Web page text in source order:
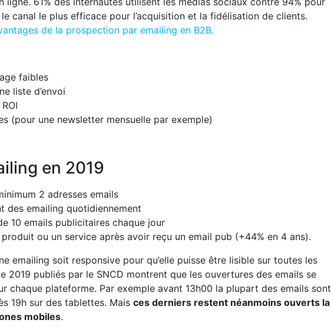
le canal le plus efficace pour l’acquisition et la fidélisation de clients.
de la prospection par emailing en B2B.
faibles
liste d’envoi
(pour une newsletter mensuelle par exemple)
en 2019
2 adresses emails
des emailing quotidiennement
10 emails publicitaires chaque jour
produit ou un service après avoir reçu un email pub (+44% en 4 ans).
emailing soit responsive pour qu’elle puisse être lisible sur toutes les
2019 publiés par le SNCD montrent que les ouvertures des emails se
chaque plateforme. Par exemple avant 13h00 la plupart des emails sont
19h sur des tablettes. Mais ces derniers restent néanmoins ouverts la
mobiles.